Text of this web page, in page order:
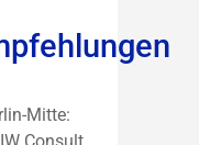
Mitte: